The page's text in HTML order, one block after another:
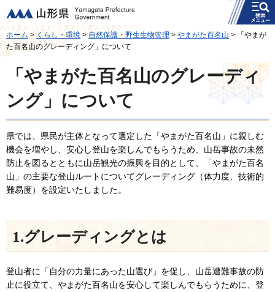
山形県
メニュー
ホーム>くらし・環境 >自然保護・野生生物管理 > やまがた百名山 > 「やまが
た百名山のグレーディング」について
「やまがた百名山のグレーディ
ング」について
県では、県民が主体となって選定した「やまがた百名山」に親しむ
機会を増やし、安心し登山を楽しんでもらうため、山岳事故の未然
防止を図るとともに山岳観光の振興を目的として、「やまがた百名
山」の主要な登山ルートについてグレーディング（体力度、技術的
難易度）を設定いたしました。
1.グレーディングとは
登山者に「自分の力量にあった山選び」を促し、山岳遭難事故の防
止に役立て、やまがた百名山を安心して楽しんでもらうために、登